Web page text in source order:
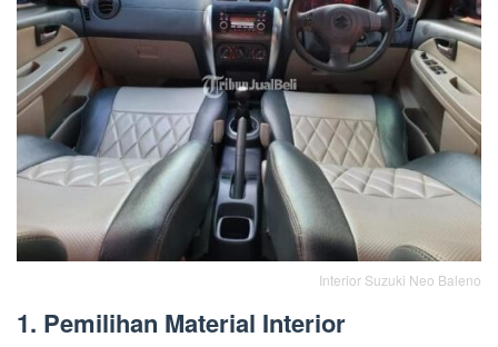
Interior Suzuki Neo Baleno
1. Pemilihan Material Interior